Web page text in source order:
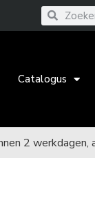
Catalogus
2 werkdagen,